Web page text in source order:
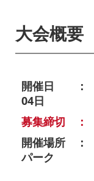
大会概要
開催日 ：
04日
募集締切 ：
開催場所 ：
パーク